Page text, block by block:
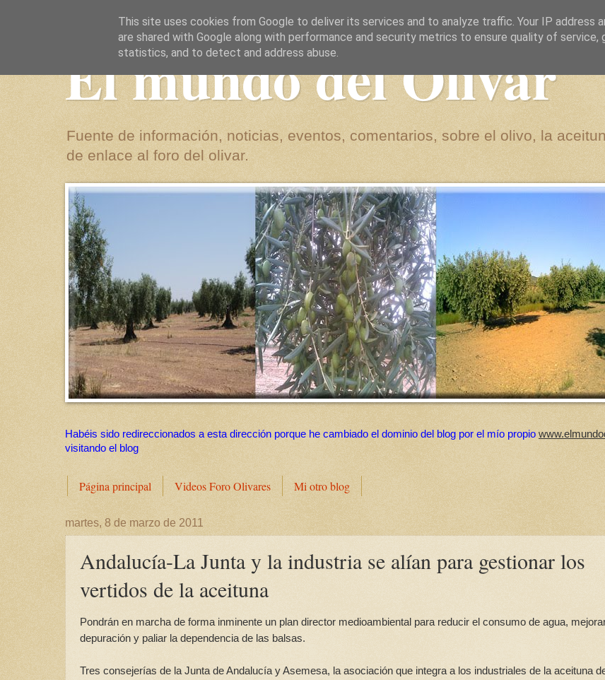
El mundo del Olivar
Fuente de información, noticias, eventos, comentarios, sobre el olivo, la
de enlace al foro del olivar.
Habéis sido redireccionados a esta dirección porque he cambiado el dominio del blog por el mío propio
visitando el blog
Página principal Videos Foro Olivares Mi otro blog
martes, 8 de marzo de 2011
Andalucía-La Junta y la industria se alían para gestionar los
vertidos de la aceituna
Pondrán en marcha de forma inminente un plan director medioambiental para reducir el consumo de agua,
depuración y paliar la dependencia de las balsas.
Tres consejerías de la Junta de Andalucía y Asemesa, la asociación que integra a los industriales de la aceituna
This site uses cookies from Google to deliver its services and to analyze traffic. Your IP address
are shared with Google along with performance and security metrics to ensure quality of service,
statistics, and to detect and address abuse.